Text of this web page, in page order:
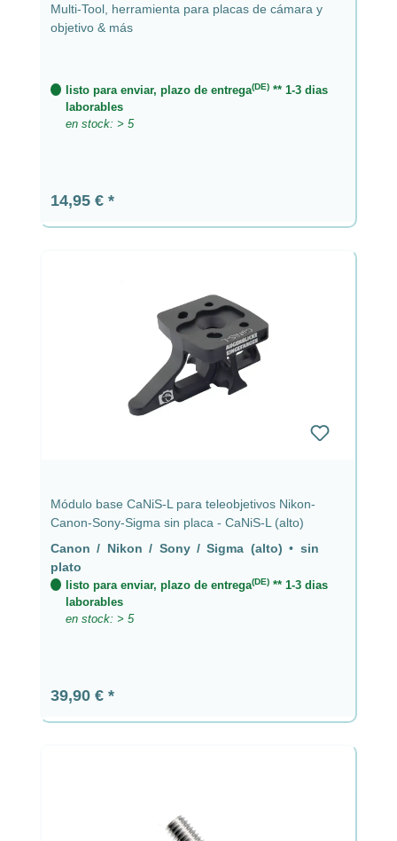
Multi-Tool, herramienta para placas de cámara y
objetivo & más
listo para enviar, plazo de entrega(DE) ** 1-3 dias
laborables
en stock: > 5
Precio normal:
14,95 €
Módulo base CaNiS-L para teleobjetivos Nikon-
Canon-Sony-Sigma sin placa - CaNiS-L (alto)
Canon / Nikon / Sony / Sigma (alto) • sin
plato
listo para enviar, plazo de entrega(DE) ** 1-3 dias
laborables
en stock: > 5
Precio normal:
39,90 €